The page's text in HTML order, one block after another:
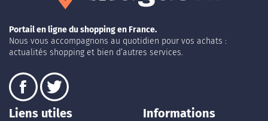
Portail en ligne du shopping en France.
Nous vous accompagnons au quotidien pour vos achats :
actualités shopping et bien d’autres services.
Liens utiles Informations